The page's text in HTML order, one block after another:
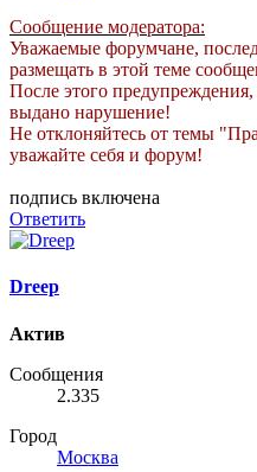
Сообщение модератора:
Уважаемые форумчане,
размещать в этой теме
После этого
выдано нарушение!
Не отклоняйтесь от темы
уважайте себя и форум!
подпись включена
Ответить
Dreep
Актив
Сообщения
2.335
Город
Москва